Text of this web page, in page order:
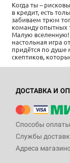
Когда ты –
в кредит, есть
забиваем трюм
команду опытных
Малую вселенную!
настольная игра
придётся по
скептиков,
ДОСТАВКА И
Способы оплаты
Службы
Адреса